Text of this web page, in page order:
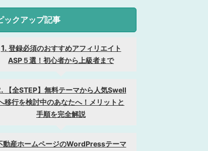
ックアップ記事
登録必須のおすすめアフィリエイト
ASP５選！初心者から上級者まで
【全STEP】無料テーマから人気Swell
移行を検討中のあなたへ！メリットと
手順を完全解説
動産ホームページのWordPressテーマ